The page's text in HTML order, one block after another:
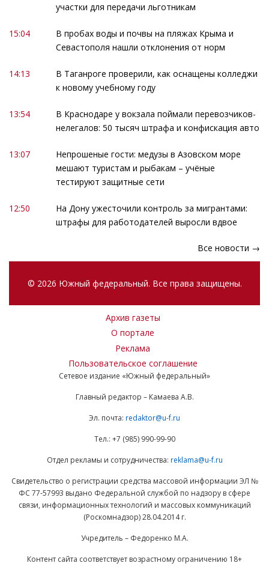
участки для передачи льготникам
15:04
В пробах воды и почвы на пляжах Крыма и
Севастополя нашли отклонения от норм
14:13
В Таганроге проверили, как оснащены колледжи
к новому учебному году
13:54
В Краснодаре у вокзала поймали перевозчиков-
нелегалов: 50 тысяч штрафа и конфискация авто
13:07
Непрошеные гости: медузы в Азовском море
мешают туристам и рыбакам – учёные
тестируют защитные сети
12:50
На Дону ужесточили контроль за мигрантами:
штрафы для работодателей выросли вдвое
Все новости →
© 2026 Южный федеральный. Все права защищены.
Архив газеты
О портале
Реклама
Пользовательское соглашение
Сетевое издание «Южный федеральный»
Главный редактор – Камаева А.В.
Эл. почта: redaktor@u-f.ru
Тел.: +7 (985) 990-99-90
Отдел рекламы и сотрудничества: reklama@u-f.ru
Свидетельство о регистрации средства массовой информации ЭЛ №
ФС 77-57993 выдано Федеральной службой по надзору в сфере
связи, информационных технологий и массовых коммуникаций
(Роскомнадзор) 28.04.2014 г.
Учредитель – Федоренко М.А.
Контент сайта соответствует возрастному ограничению 18+